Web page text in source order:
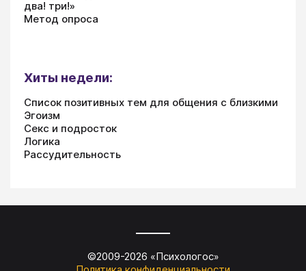
два! три!»
Метод опроса
Хиты недели:
Список позитивных тем для общения с близкими
Эгоизм
Секс и подросток
Логика
Рассудительность
©2009-2026 «Психологос»